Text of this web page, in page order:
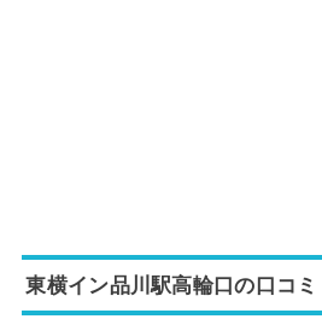
東横イン品川駅高輪口の口コミ